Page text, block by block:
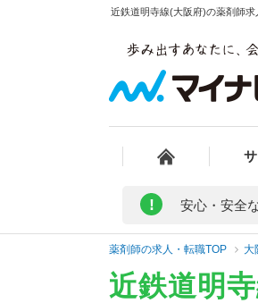
近鉄道明寺線(大阪府)の薬剤師
! 安心・安全
薬剤師の求人・転職TOP 大
近鉄道明